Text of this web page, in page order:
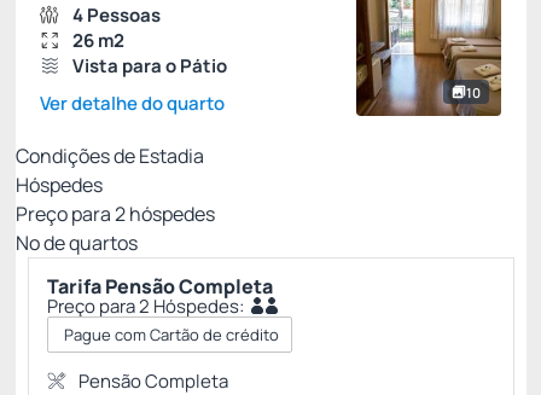
10
4 Pessoas
26 m2
Vista para o Pátio
Ver detalhe do quarto
Condições de Estadia
Hóspedes
Preço para2hóspedes
Nº de quartos
Tarifa Pensão Completa
Preço para 2 Hóspedes:
Pague com Cartão de crédito
Pensão Completa